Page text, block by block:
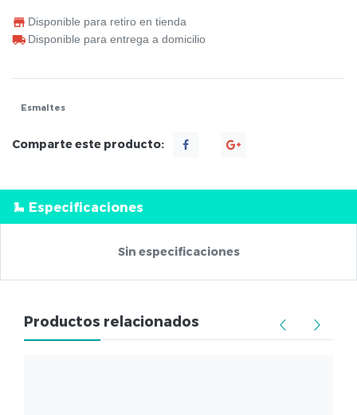
Disponible para retiro en tienda
Disponible para entrega a domicilio
Esmaltes
Comparte este producto:
Especificaciones
Sin especificaciones
Productos relacionados